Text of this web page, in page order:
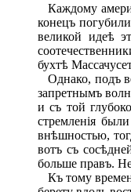
Каждому
конецъ
великой идеѣ
бухтѣ
Однако, подъ
запретнымъ
и съ той
стремленія
внѣшностью,
вотъ съ
больше правъ.
Къ тому